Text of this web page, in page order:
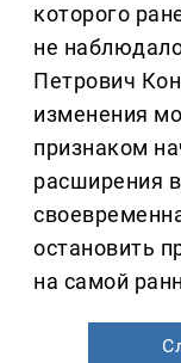
которого
не
Петрович
изменения
признаком
расширения
остановить
на самой